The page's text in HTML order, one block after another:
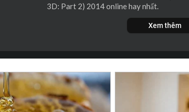
3D: Part 2) 2014 online hay nhất.
Truyền thuyết kể rằng, trong ngôi nhà
Diễn viên
Sinjai Plengpanich, Supanart
aprasert
Đạo diễn
Isara Nadee, Kirati Nakintanon,
Phát hành
Xem thêm